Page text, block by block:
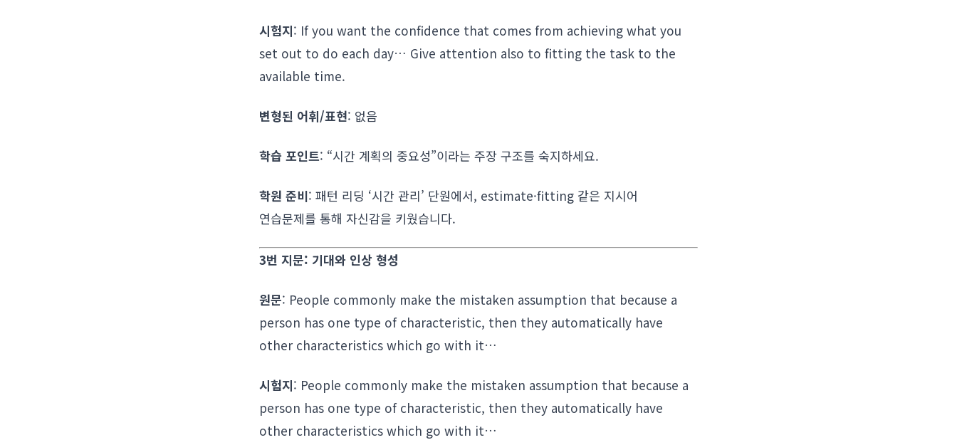
시험지: If you want the confidence that comes from achieving what you
set out to do each day… Give attention also to fitting the task to the
available time.
변형된 어휘/표현: 없음
학습 포인트: “시간 계획의 중요성”이라는 주장 구조를 숙지하세요.
학원 준비: 패턴 리딩 ‘시간 관리’ 단원에서, estimate·fitting 같은 지시어
연습문제를 통해 자신감을 키웠습니다.
3번 지문: 기대와 인상 형성
원문: People commonly make the mistaken assumption that because a
person has one type of characteristic, then they automatically have
other characteristics which go with it…
시험지: People commonly make the mistaken assumption that because a
person has one type of characteristic, then they automatically have
other characteristics which go with it…